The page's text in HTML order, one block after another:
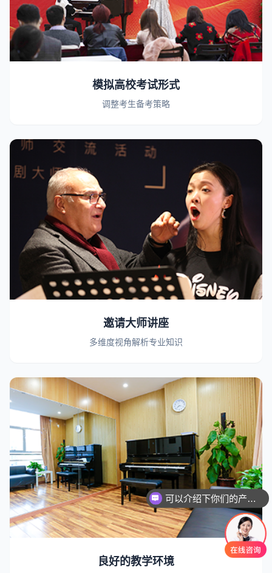
模拟高校考试形式
调整考生备考策略
邀请大师讲座
多维度视角解析专业知识
良好的教学环境